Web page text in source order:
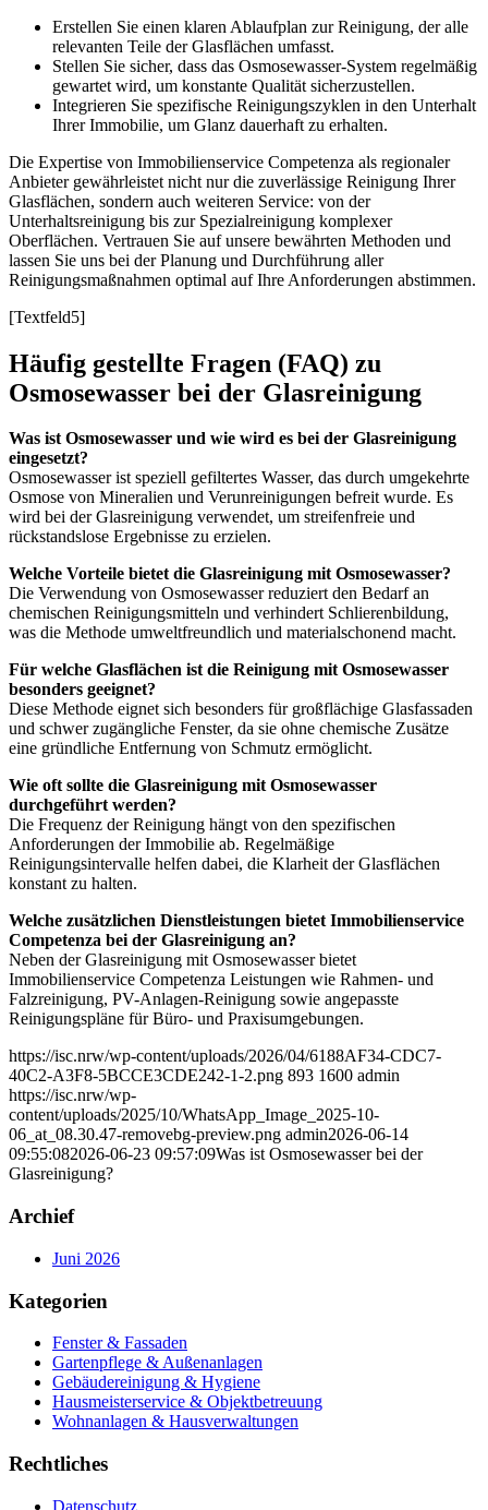
Erstellen Sie einen klaren Ablaufplan zur Reinigung, der alle
relevanten Teile der Glasflächen umfasst.
Stellen Sie sicher, dass das Osmosewasser-System regelmäßig
gewartet wird, um konstante Qualität sicherzustellen.
Integrieren Sie spezifische Reinigungszyklen in den Unterhalt
Ihrer Immobilie, um Glanz dauerhaft zu erhalten.
Die Expertise von Immobilienservice Competenza als regionaler
Anbieter gewährleistet nicht nur die zuverlässige Reinigung Ihrer
Glasflächen, sondern auch weiteren Service: von der
Unterhaltsreinigung bis zur Spezialreinigung komplexer
Oberflächen. Vertrauen Sie auf unsere bewährten Methoden und
lassen Sie uns bei der Planung und Durchführung aller
Reinigungsmaßnahmen optimal auf Ihre Anforderungen abstimmen.
[Textfeld5]
Häufig gestellte Fragen (FAQ) zu
Osmosewasser bei der Glasreinigung
Was ist Osmosewasser und wie wird es bei der Glasreinigung
eingesetzt?
Osmosewasser ist speziell gefiltertes Wasser, das durch umgekehrte
Osmose von Mineralien und Verunreinigungen befreit wurde. Es
wird bei der Glasreinigung verwendet, um streifenfreie und
rückstandslose Ergebnisse zu erzielen.
Welche Vorteile bietet die Glasreinigung mit Osmosewasser?
Die Verwendung von Osmosewasser reduziert den Bedarf an
chemischen Reinigungsmitteln und verhindert Schlierenbildung,
was die Methode umweltfreundlich und materialschonend macht.
Für welche Glasflächen ist die Reinigung mit Osmosewasser
besonders geeignet?
Diese Methode eignet sich besonders für großflächige Glasfassaden
und schwer zugängliche Fenster, da sie ohne chemische Zusätze
eine gründliche Entfernung von Schmutz ermöglicht.
Wie oft sollte die Glasreinigung mit Osmosewasser
durchgeführt werden?
Die Frequenz der Reinigung hängt von den spezifischen
Anforderungen der Immobilie ab. Regelmäßige
Reinigungsintervalle helfen dabei, die Klarheit der Glasflächen
konstant zu halten.
Welche zusätzlichen Dienstleistungen bietet Immobilienservice
Competenza bei der Glasreinigung an?
Neben der Glasreinigung mit Osmosewasser bietet
Immobilienservice Competenza Leistungen wie Rahmen- und
Falzreinigung, PV-Anlagen-Reinigung sowie angepasste
Reinigungspläne für Büro- und Praxisumgebungen.
https://isc.nrw/wp-content/uploads/2026/04/6188AF34-CDC7-
40C2-A3F8-5BCCE3CDE242-1-2.png 893 1600 admin
https://isc.nrw/wp-
content/uploads/2025/10/WhatsApp_Image_2025-10-
06_at_08.30.47-removebg-preview.png admin2026-06-14
09:55:082026-06-23 09:57:09Was ist Osmosewasser bei der
Glasreinigung?
Archief
Juni 2026
Kategorien
Fenster & Fassaden
Gartenpflege & Außenanlagen
Gebäudereinigung & Hygiene
Hausmeisterservice & Objektbetreuung
Wohnanlagen & Hausverwaltungen
Rechtliches
Datenschutz